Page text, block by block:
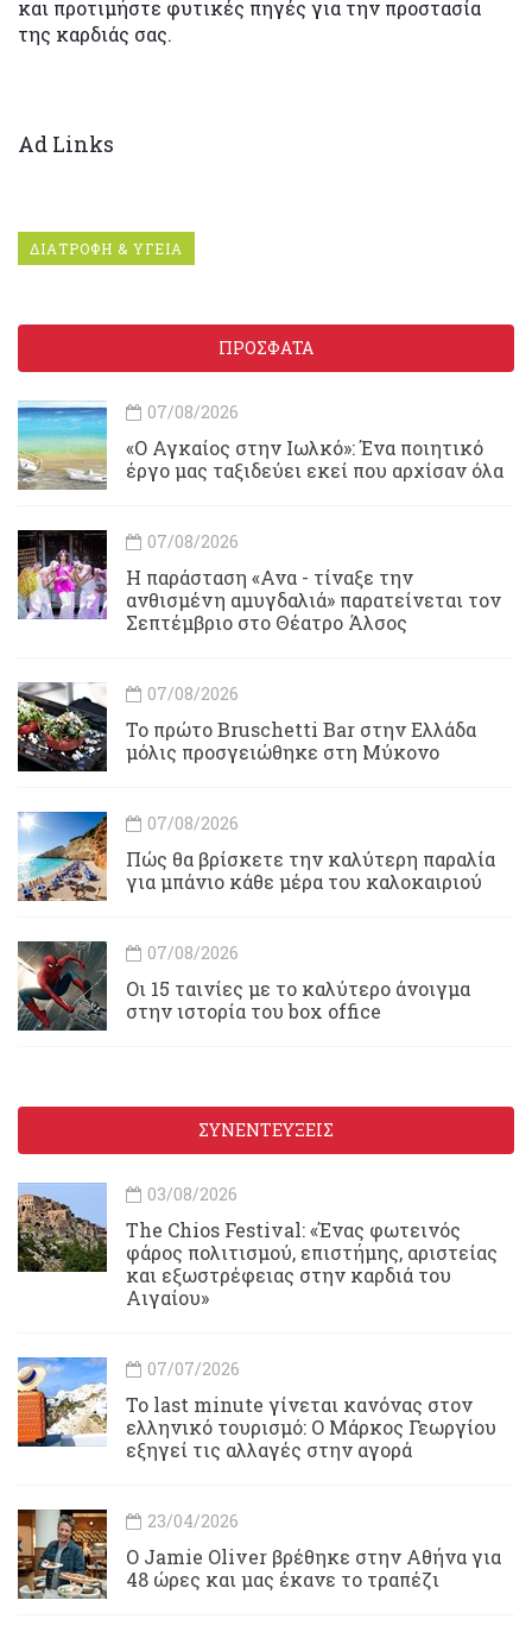
και προτιμήστε φυτικές πηγές για την προστασία
της καρδιάς σας.
Ad Links
ΔΙΑΤΡΟΦΗ & ΥΓΕΙΑ
ΠΡΟΣΦΑΤΑ
07/08/2026
«Ο Αγκαίος στην Ιωλκό»: Ένα ποιητικό
έργο μας ταξιδεύει εκεί που αρχίσαν όλα
07/08/2026
Η παράσταση «Ανα - τίναξε την
ανθισμένη αμυγδαλιά» παρατείνεται τον
Σεπτέμβριο στο Θέατρο Άλσος
07/08/2026
Το πρώτο Bruschetti Bar στην Ελλάδα
μόλις προσγειώθηκε στη Μύκονο
07/08/2026
Πώς θα βρίσκετε την καλύτερη παραλία
για μπάνιο κάθε μέρα του καλοκαιριού
07/08/2026
Οι 15 ταινίες με το καλύτερο άνοιγμα
στην ιστορία του box office
ΣΥΝΕΝΤΕΥΞΕΙΣ
03/08/2026
Τhe Chios Festival: «Ένας φωτεινός
φάρος πολιτισμού, επιστήμης, αριστείας
και εξωστρέφειας στην καρδιά του
Αιγαίου»
07/07/2026
Το last minute γίνεται κανόνας στον
ελληνικό τουρισμό: Ο Μάρκος Γεωργίου
εξηγεί τις αλλαγές στην αγορά
23/04/2026
Ο Jamie Oliver βρέθηκε στην Αθήνα για
48 ώρες και μας έκανε το τραπέζι